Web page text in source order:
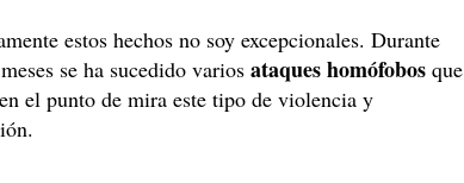
estos hechos no soy excepcionales. Durante
se ha sucedido variosataques homófobos que
el punto de mira este tipo de violencia y